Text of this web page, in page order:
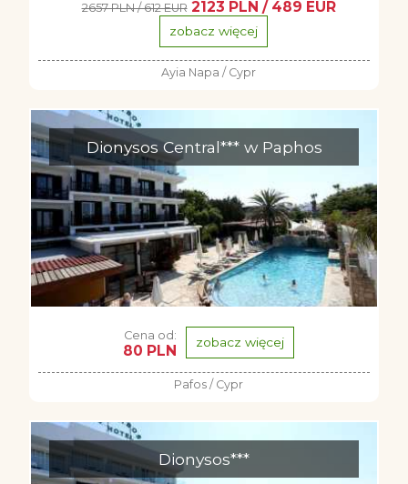
2657 PLN / 612 EUR 2123 PLN / 489 EUR
zobacz więcej
Ayia Napa / Cypr
Dionysos Central*** w Paphos
Cena od:
80 PLN zobacz więcej
Pafos / Cypr
Dionysos***